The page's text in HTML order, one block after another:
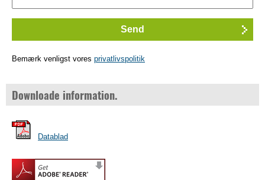
Bemærk venligst vores privatlivspolitik
Downloade information.
Datablad